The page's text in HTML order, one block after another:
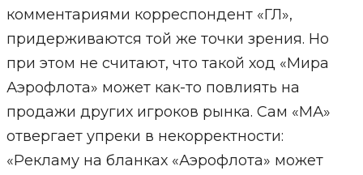
комментариями корреспондент «ГЛ»,
придерживаются той же точки зрения. Но
при этом не считают, что такой ход «Мира
Аэрофлота» может как-то повлиять на
продажи других игроков рынка. Сам «МА»
отвергает упреки в некорректности:
«Рекламу на бланках «Аэрофлота» может